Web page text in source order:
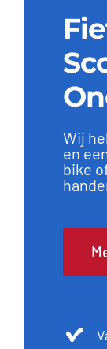
Wij
en
bike